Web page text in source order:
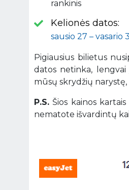
rankinis
Kelionės datos:
sausio 27 – vasario
Pigiausius bilietus
datos netinka,
mūsų skrydžių
P.S. Šios kainos
nematote išvardintų